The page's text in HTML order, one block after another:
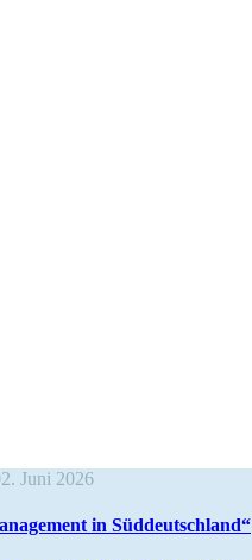
Juni 2026
in Süddeutschland“